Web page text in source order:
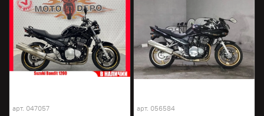
арт. 047057 арт. 056584